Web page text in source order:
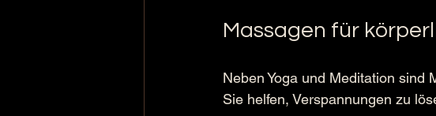
Massagen für
Neben Yoga und Meditation sind
Sie helfen, Verspannungen zu